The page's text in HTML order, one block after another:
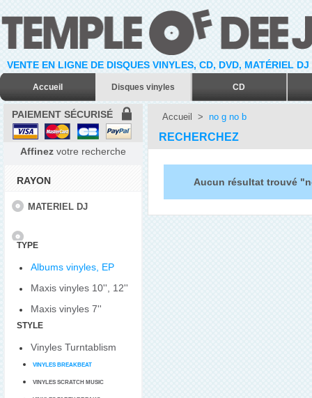
VENTE EN LIGNE DE DISQUES VINYLES, CD, DVD, MATÉRIEL
Accueil Disques vinyles CD
PAIEMENT SÉCURISÉ
Affinez votre recherche
RAYON
MATERIEL DJ
TYPE
Albums vinyles, EP
Maxis vinyles 10'', 12''
Maxis vinyles 7''
STYLE
Vinyles Turntablism
VINYLES BREAKBEAT
VINYLES SCRATCH MUSIC
Accueil > no g no b
RECHERCHEZ
Aucun résultat trouvé